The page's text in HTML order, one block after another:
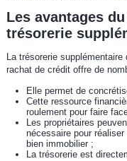
Les avantages
trésorerie
La trésorerie supplémentaire
rachat de crédit offre de
Elle permet de
Cette ressource
roulement pour faire
Les propriétaires
nécessaire pour
bien immobilier ;
La trésorerie est